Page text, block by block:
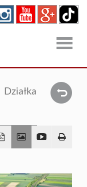
Strona
główna
Oferty
Działka